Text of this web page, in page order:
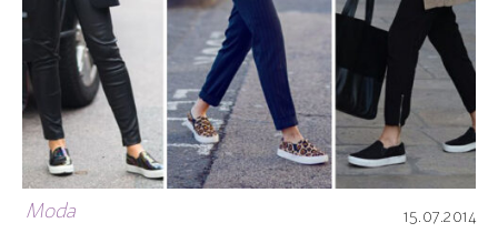
Moda 15.07.2014